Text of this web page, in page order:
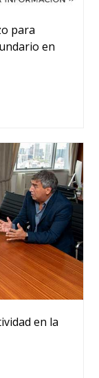
para
en
en la